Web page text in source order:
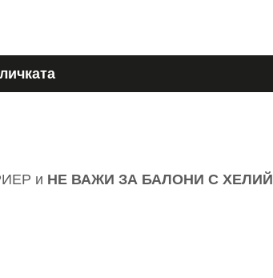
и НЕ ВАЖИ ЗА БАЛОНИ С ХЕЛИЙ